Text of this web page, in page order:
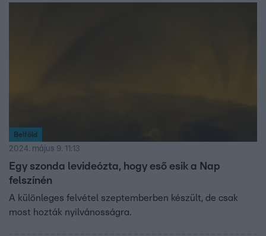
Belföld
2024. május 9. 11:13
Egy szonda levideózta, hogy eső esik a Nap
felszínén
A különleges felvétel szeptemberben készült, de csak
most hozták nyilvánosságra.